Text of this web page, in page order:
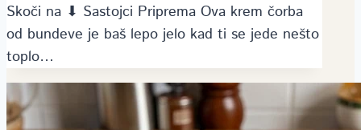
Skoči na ⬇ Sastojci Priprema Ova krem čorba
od bundeve je baš lepo jelo kad ti se jede nešto
toplo…